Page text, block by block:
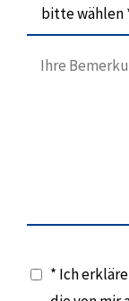
bitte wählen
* Ich